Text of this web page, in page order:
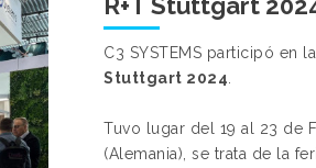
R+T Stuttgart
C3 SYSTEMS participó en
Stuttgart 2024.
Tuvo lugar del 19 al 23 de
(Alemania), se trata de la